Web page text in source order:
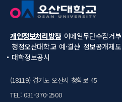
개인정보처리방침 이메일무단수집거부
청정오산대학교 예·결산 정보공개제도
대학정보공시
(18119) 경기도 오산시 청학로 45
TEL: 031-370-2500